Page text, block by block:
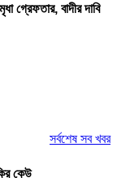
গ্রেফতার, বাদীর দাবি
সর্বশেষ সব খবর
কেউ